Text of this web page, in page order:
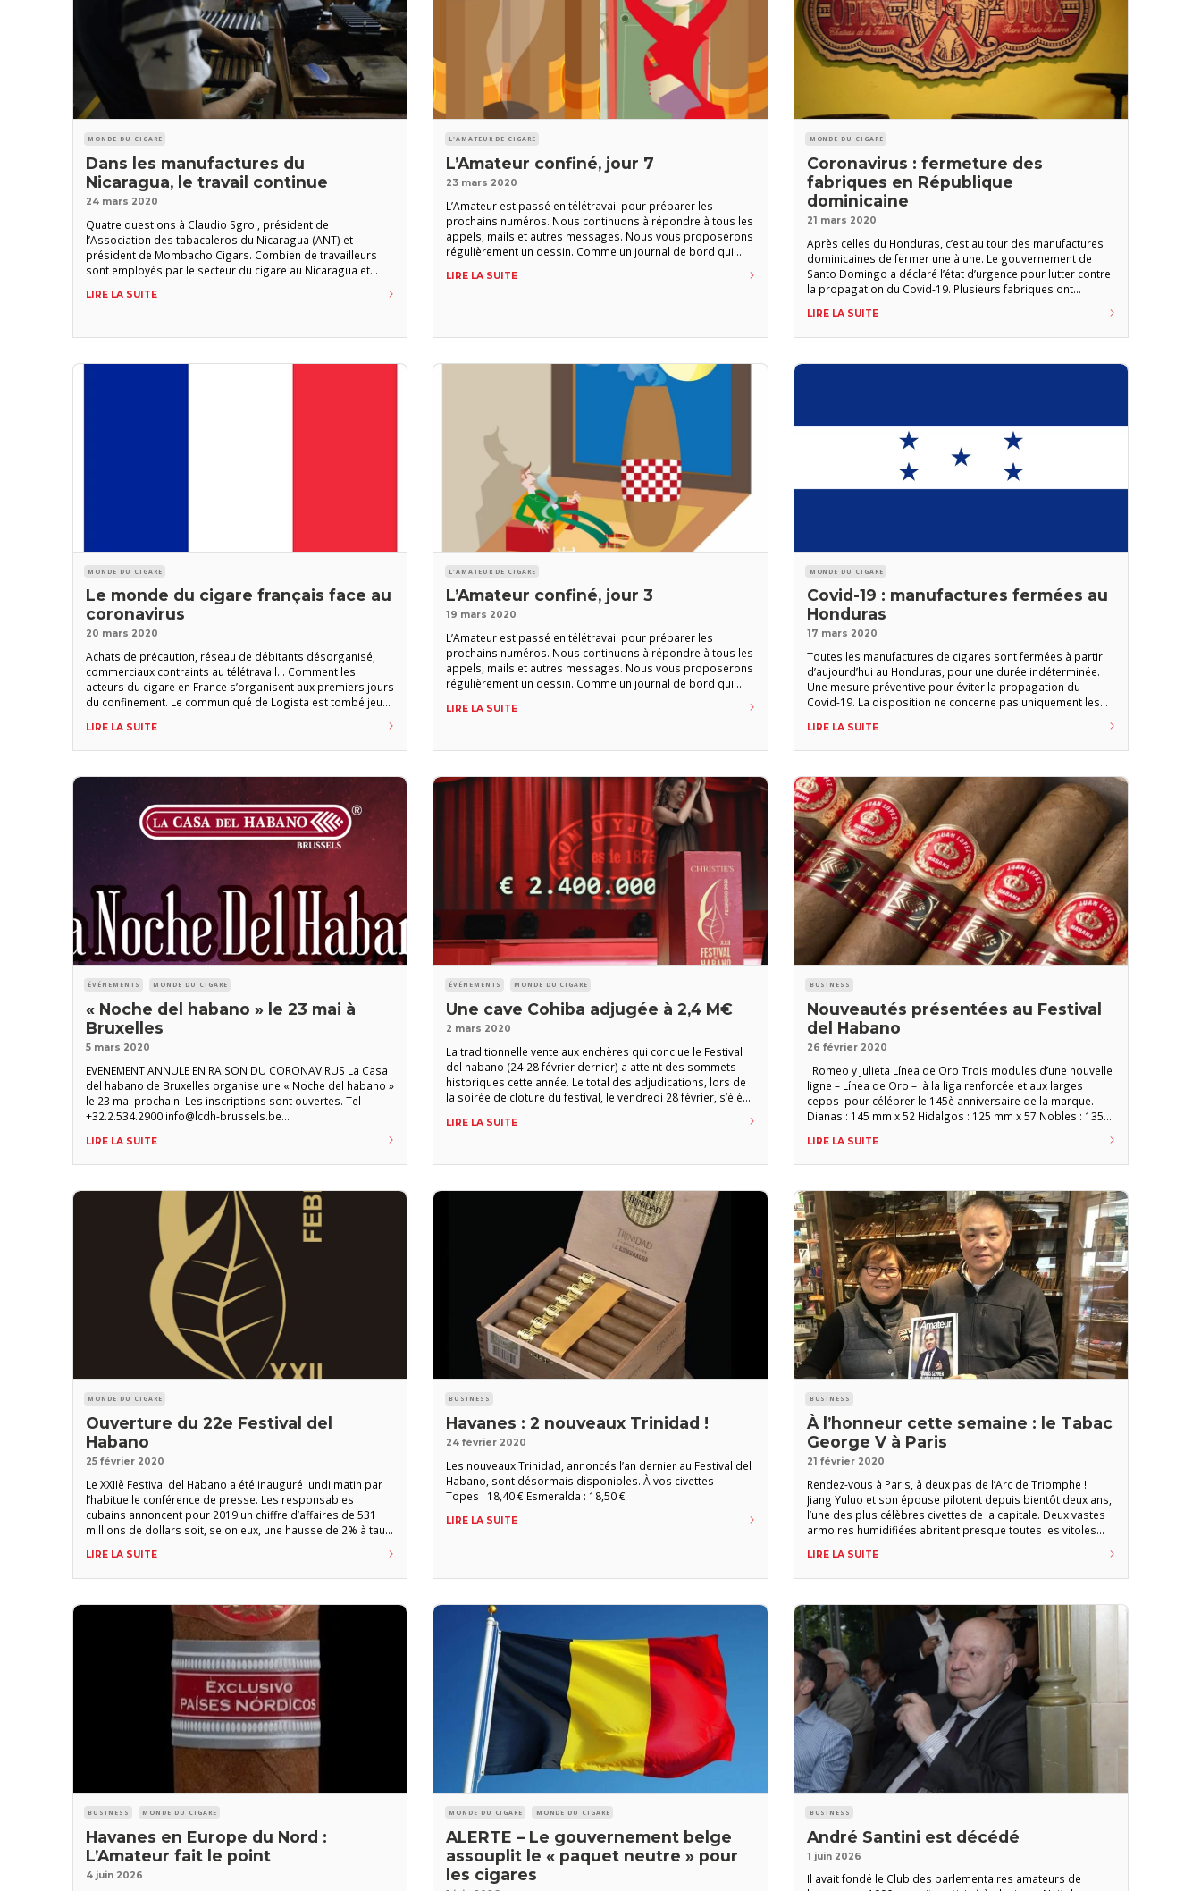
MONDE DU CIGARE
Dans les manufactures du
Nicaragua, le travail continue
24 mars 2020
Quatre questions à Claudio Sgroi, président de
l’Association des tabacaleros du Nicaragua (ANT) et
président de Mombacho Cigars. Combien de travailleurs
sont employés par le secteur du cigare au Nicaragua et
? L’industrie du tabac emploie quelque 42.000 travailleurs et
LIRE LA SUITE
L'AMATEUR DE CIGARE
L’Amateur confiné, jour 7
23 mars 2020
L’Amateur est passé en télétravail pour préparer les
prochains numéros. Nous continuons à répondre à tous les
appels, mails et autres messages. Nous vous proposerons
régulièrement un dessin. Comme un journal de bord qui
les réseaux sociaux ou par mail
LIRE LA SUITE
MONDE DU CIGARE
Coronavirus : fermeture des
fabriques en République
dominicaine
21 mars 2020
Après celles du Honduras, c’est au tour des manufactures
dominicaines de fermer une à une. Le gouvernement de
Santo Domingo a déclaré l’état d’urgence pour lutter contre
la propagation du Covid-19. Plusieurs fabriques ont
de l’état d’urgence en République dominicaine a provoqué
la fermeture temporaire de plusieurs industries et zones
LIRE LA SUITE
MONDE DU CIGARE
Le monde du cigare français face au
coronavirus
20 mars 2020
Achats de précaution, réseau de débitants désorganisé,
commerciaux contraints au télétravail… Comment les
acteurs du cigare en France s’organisent aux premiers jours
du confinement. Le communiqué de Logista est tombé jeudi
de confinement, en particulier de l’absentéisme grandissant
de ses salariés, le groupe qui gère la distribution des
LIRE LA SUITE
L'AMATEUR DE CIGARE
L’Amateur confiné, jour 3
19 mars 2020
L’Amateur est passé en télétravail pour préparer les
prochains numéros. Nous continuons à répondre à tous les
appels, mails et autres messages. Nous vous proposerons
régulièrement un dessin. Comme un journal de bord qui
les réseaux sociaux ou par mail
LIRE LA SUITE
MONDE DU CIGARE
Covid-19 : manufactures fermées au
Honduras
17 mars 2020
Toutes les manufactures de cigares sont fermées à partir
d’aujourd’hui au Honduras, pour une durée indéterminée.
Une mesure préventive pour éviter la propagation du
Covid-19. La disposition ne concerne pas uniquement les
administrations, à l’exception des magasins d’alimentation,
banques, stations-services, hôpitaux et pharmacies.
LIRE LA SUITE
ÉVÉNEMENTS MONDE DU CIGARE
« Noche del habano » le 23 mai à
Bruxelles
5 mars 2020
EVENEMENT ANNULE EN RAISON DU CORONAVIRUS La Casa
del habano de Bruxelles organise une « Noche del habano »
le 23 mai prochain. Les inscriptions sont ouvertes. Tel :
+32.2.534.2900 info@lcdh-brussels.be
LIRE LA SUITE
ÉVÉNEMENTS MONDE DU CIGARE
Une cave Cohiba adjugée à 2,4 M€
2 mars 2020
La traditionnelle vente aux enchères qui conclue le Festival
del habano (24-28 février dernier) a atteint des sommets
historiques cette année. Le total des adjudications, lors de
la soirée de cloture du festival, le vendredi 28 février, s’élève
atteint 1,7 M€. La séance d’enchères a démarré sur les
LIRE LA SUITE
BUSINESS
Nouveautés présentées au Festival
del Habano
26 février 2020
Romeo y Julieta Línea de Oro Trois modules d’une nouvelle
ligne – Línea de Oro – à la liga renforcée et aux larges
cepos pour célébrer le 145è anniversaire de la marque.
Dianas : 145 mm x 52 Hidalgos : 125 mm x 57 Nobles : 135
havane de l’année 2020 par
LIRE LA SUITE
MONDE DU CIGARE
Ouverture du 22e Festival del
Habano
25 février 2020
Le XXIIè Festival del Habano a été inauguré lundi matin par
l’habituelle conférence de presse. Les responsables
cubains annoncent pour 2019 un chiffre d’affaires de 531
millions de dollars soit, selon eux, une hausse de 2% à taux
marchés demeurent inchangés : Espagne, Chine, France,
Allemagne, Cuba. La France enregistre
LIRE LA SUITE
BUSINESS
Havanes : 2 nouveaux Trinidad !
24 février 2020
Les nouveaux Trinidad, annoncés l’an dernier au Festival del
Habano, sont désormais disponibles. À vos civettes !
Topes : 18,40 € Esmeralda : 18,50 €
LIRE LA SUITE
BUSINESS
À l’honneur cette semaine : le Tabac
George V à Paris
21 février 2020
Rendez-vous à Paris, à deux pas de l’Arc de Triomphe !
Jiang Yuluo et son épouse pilotent depuis bientôt deux ans,
l’une des plus célèbres civettes de la capitale. Deux vastes
armoires humidifiées abritent presque toutes les vitoles
aussi une sélection magistrale de tous les accessoires
utiles à l’amateur. Vous pourrez également vous y
LIRE LA SUITE
BUSINESS MONDE DU CIGARE
Havanes en Europe du Nord :
L’Amateur fait le point
4 juin 2026
MONDE DU CIGARE MONDE DU CIGARE
ALERTE – Le gouvernement belge
assouplit le « paquet neutre » pour
les cigares
BUSINESS
André Santini est décédé
1 juin 2026
Il avait fondé le Club des parlementaires amateurs de